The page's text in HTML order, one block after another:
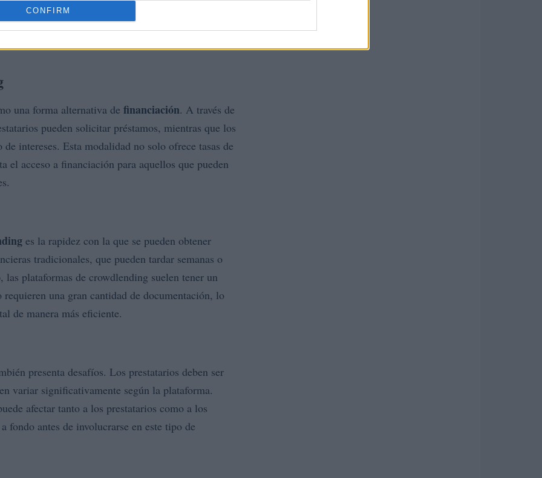
CONFIRM
una forma alternativa de financiación. A través de
pueden solicitar préstamos, mientras que los
intereses. Esta modalidad no solo ofrece tasas de
acceso a financiación para aquellos que pueden
es la rapidez con la que se pueden obtener
tradicionales, que pueden tardar semanas o
las plataformas de crowdlending suelen tener un
una gran cantidad de documentación, lo
de manera más eficiente.
presenta desafíos. Los prestatarios deben ser
variar significativamente según la plataforma.
afectar tanto a los prestatarios como a los
fondo antes de involucrarse en este tipo de